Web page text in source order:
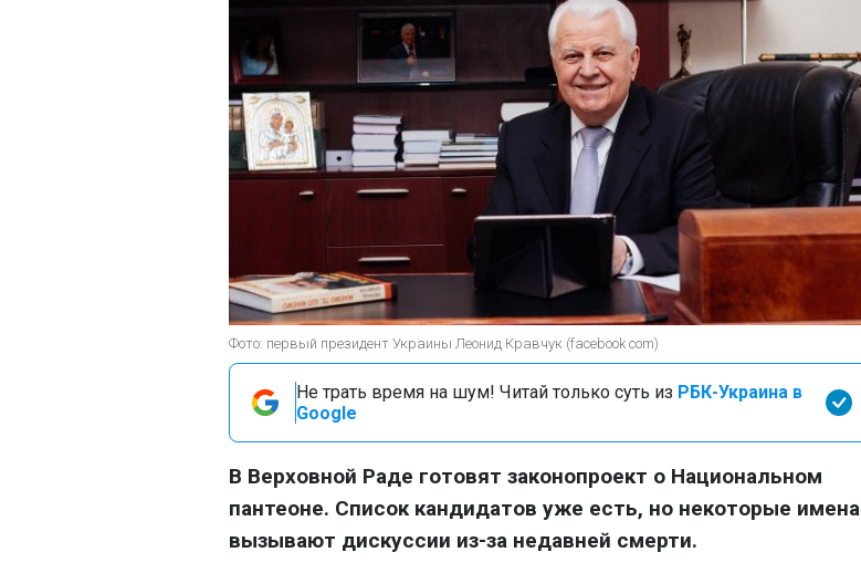
Фото: первый президент Украины Леонид Кравчук (facebook com)
Не трать время на шум! Читай только суть из РБК-Украина в
Google
В Верховной Раде готовят законопроект о Национальном
пантеоне. Список кандидатов уже есть, но некоторые имена
вызывают дискуссии из-за недавней смерти.